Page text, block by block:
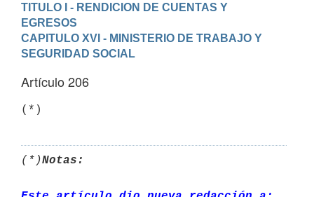
TITULO I - RENDICION DE CUENTAS Y
EGRESOS
CAPITULO XVI - MINISTERIO DE TRABAJO Y
SEGURIDAD SOCIAL
Artículo 206
(*)
(*)Notas: